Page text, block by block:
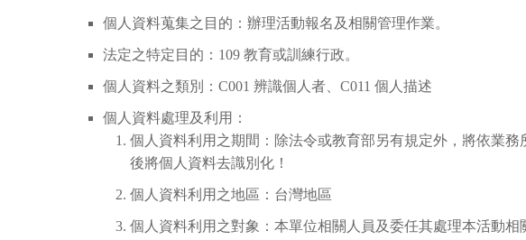
個人資料蒐集之目的：辦理活動報名及相關管理作業。
法定之特定目的：109 教育或訓練行政。
個人資料之類別：C001 辨識個人者、C011 個人描述
個人資料處理及利用：
個人資料利用之期間：除法令或教育部另有規定外，將依業務
後將個人資料去識別化！
個人資料利用之地區：台灣地區
個人資料利用之對象：本單位相關人員及委任其處理本活動相